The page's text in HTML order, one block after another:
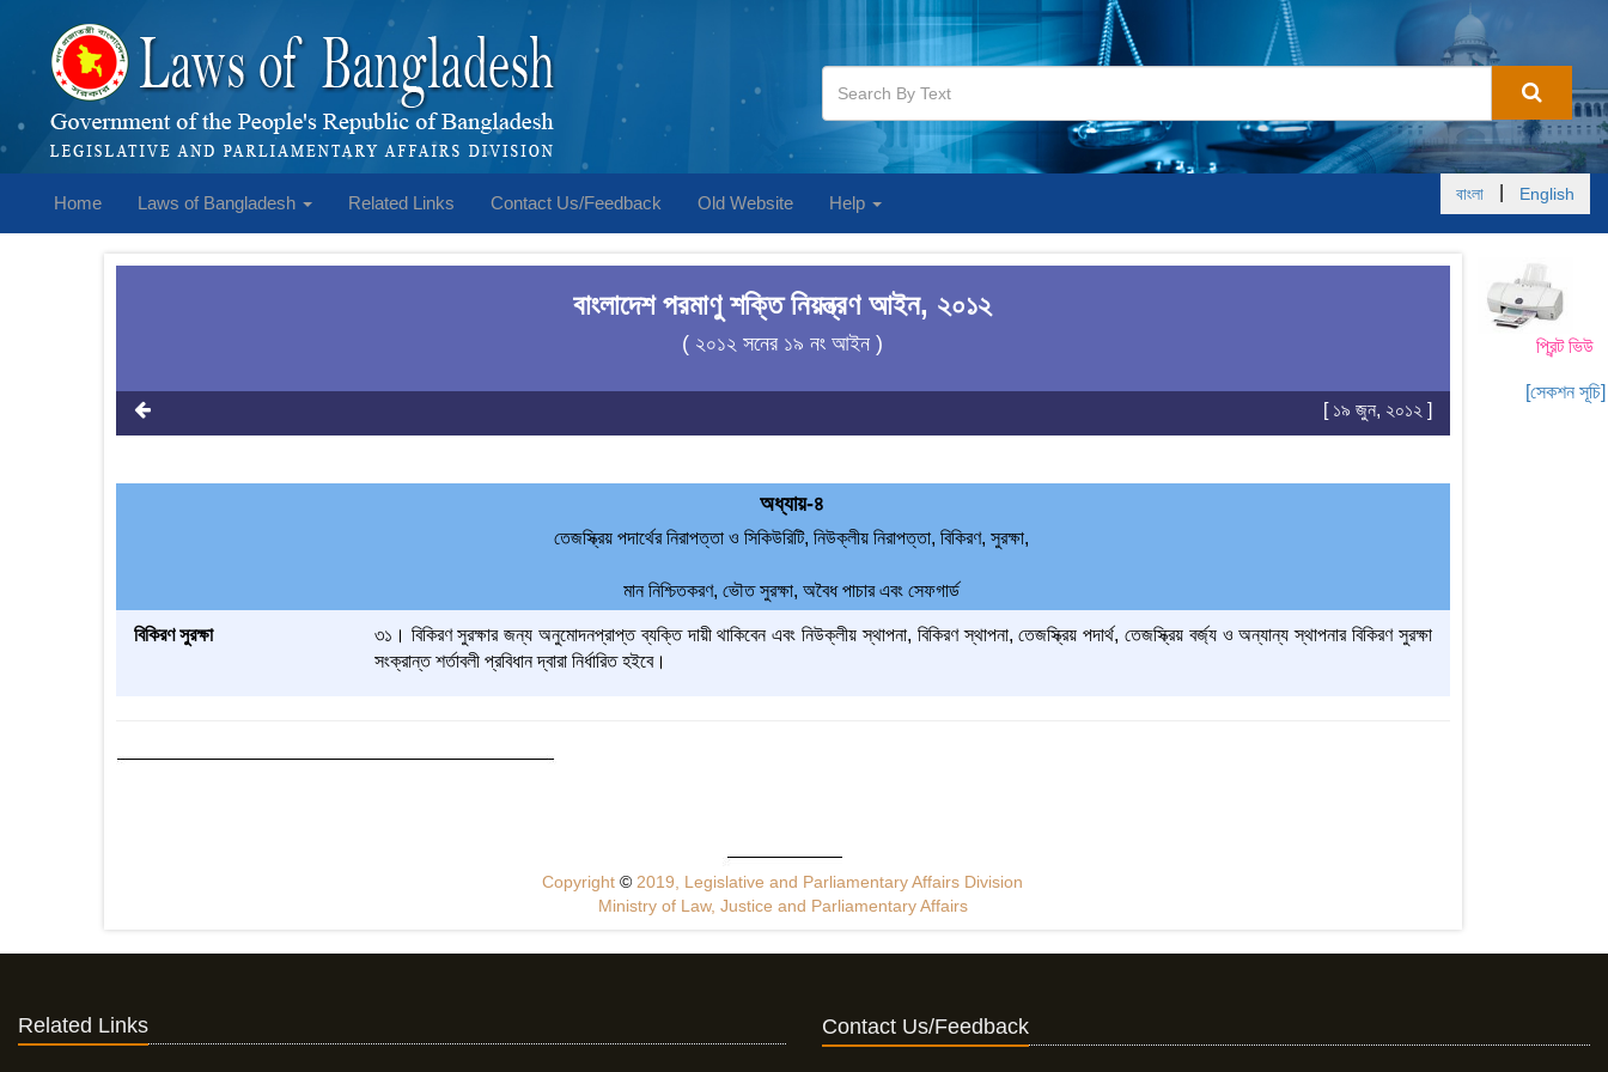
Home Laws of Bangladesh Related Links Contact Us/Feedback Old Website Help বাংলা English
প্রিন্ট ভিউ
[সেকশন সূচি]
বাংলাদেশ পরমাণু শক্তি নিয়ন্ত্রণ আইন, ২০১২
( ২০১২ সনের ১৯ নং আইন )
[ ১৯ জুন, ২০১২ ]
অধ্যায়-৪
তেজস্ক্রিয় পদার্থের নিরাপত্তা ও সিকিউরিটি, নিউক্লীয় নিরাপত্তা, বিকিরণ, সুরক্ষা,
মান নিশ্চিতকরণ, ভৌত সুরক্ষা, অবৈধ পাচার এবং সেফগার্ড
বিকিরণ সুরক্ষা
৩১। বিকিরণ সুরক্ষার জন্য অনুমোদনপ্রাপ্ত ব্যক্তি দায়ী থাকিবেন এবং নিউক্লীয় স্থাপনা, বিকিরণ স্থাপনা, তেজস্ক্রিয় পদার্থ, তেজস্ক্রিয় বর্জ্য ও অন্যান্য স্থাপনার বিকিরণ সুরক্ষা
সংক্রান্ত শর্তাবলী প্রবিধান দ্বারা নির্ধারিত হইবে।
Copyright© 2019, Legislative and Parliamentary Affairs Division
Ministry of Law, Justice and Parliamentary Affairs
Related Links Contact Us/Feedback